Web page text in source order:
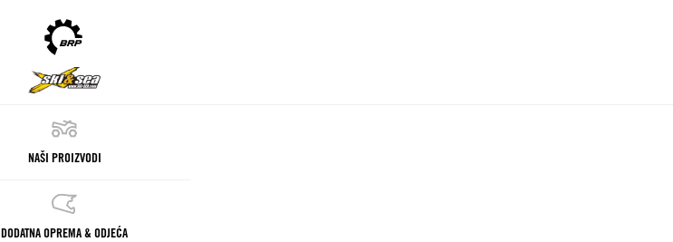
NAŠI PROIZVODI
DODATNA OPREMA & ODJEĆA